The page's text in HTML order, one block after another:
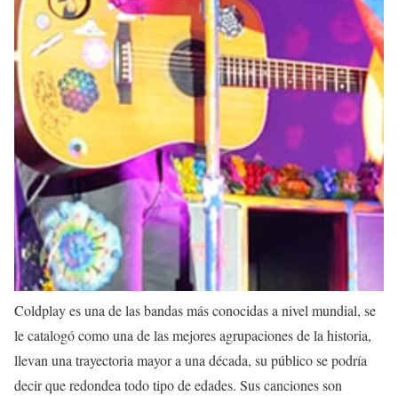
Coldplay es una de las bandas más conocidas a nivel mundial, se
le catalogó como una de las mejores agrupaciones de la historia,
llevan una trayectoria mayor a una década, su público se podría
decir que redondea todo tipo de edades. Sus canciones son